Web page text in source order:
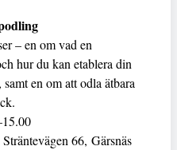
– en om vad en
hur du kan etablera din
en om att odla ätbara
66, Gärsnäs